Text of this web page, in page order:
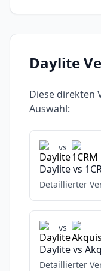
Daylite
Diese direkten
Auswahl:
vs
Daylitevs
Detaillierter
vs
Daylitevs
Detaillierter